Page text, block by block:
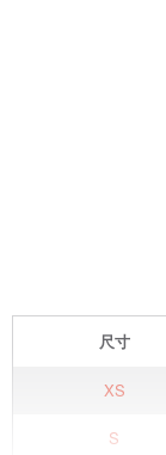
尺寸
XS
S